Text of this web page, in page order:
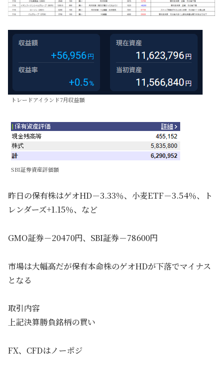
トレードアイランド7月収益額
SBI証券資産評価額
昨日の保有株はゲオHD－3.33％、小麦ETF－3.54％、ト
レンダーズ+1.15％、など
GMO証券－20470円、SBI証券－78600円
市場は大幅高だが保有本命株のゲオHDが下落でマイナス
となる
取引内容
上記決算勝負銘柄の買い
FX、CFDはノーポジ